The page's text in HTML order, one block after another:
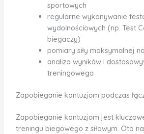
sportowych
regularne wykonywanie
wydolnościowych (np. Test
biegaczy)
pomiary siły maksymalnej
analiza wyników i
treningowego
Zapobieganie kontuzjom podczas
Zapobieganie kontuzjom jest
treningu biegowego z siłowym. Oto